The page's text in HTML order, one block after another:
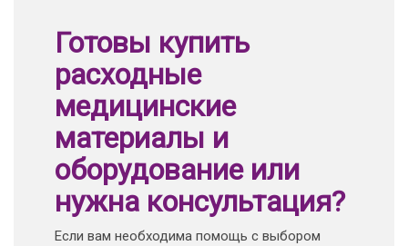
Готовы купить
расходные
медицинские
материалы и
оборудование или
нужна консультация?
Если вам необходима помощь с выбором